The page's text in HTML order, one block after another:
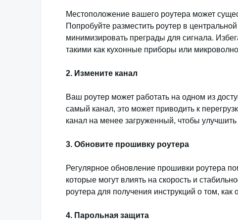
Местоположение вашего роутера может
Попробуйте разместить роутер в
минимизировать преграды для сигнала.
такими как кухонные приборы или
2. Измените канал
Ваш роутер может работать на одном из
самый канал, это может приводить к
канал на менее загруженный, чтобы улучшить
3. Обновите прошивку роутера
Регулярное обновление прошивки роутера
которые могут влиять на скорость и
роутера для получения инструкций о том, как
4. Парольная защита